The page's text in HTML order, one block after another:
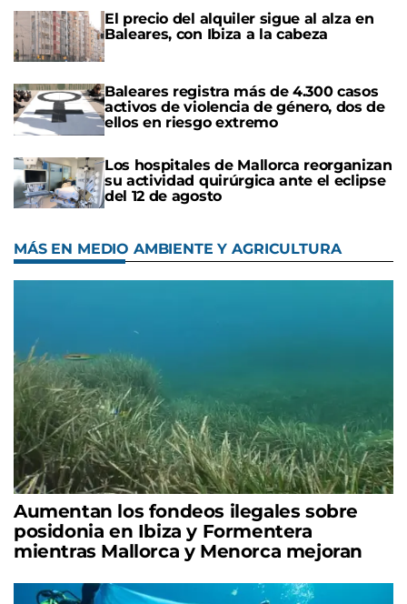
El precio del alquiler sigue al alza en
Baleares, con Ibiza a la cabeza
Baleares registra más de 4.300 casos
activos de violencia de género, dos de
ellos en riesgo extremo
Los hospitales de Mallorca reorganizan
su actividad quirúrgica ante el eclipse
del 12 de agosto
MÁS EN MEDIO AMBIENTE Y AGRICULTURA
Aumentan los fondeos ilegales sobre
posidonia en Ibiza y Formentera
mientras Mallorca y Menorca mejoran